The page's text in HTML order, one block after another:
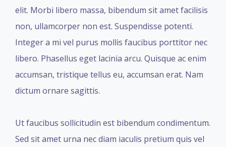
elit. Morbi libero massa, bibendum sit amet facilisis
non, ullamcorper non est. Suspendisse potenti.
Integer a mi vel purus mollis faucibus porttitor nec
libero. Phasellus eget lacinia arcu. Quisque ac enim
accumsan, tristique tellus eu, accumsan erat. Nam
dictum ornare sagittis.
Ut faucibus sollicitudin est bibendum condimentum.
Sed sit amet urna nec diam iaculis pretium quis vel